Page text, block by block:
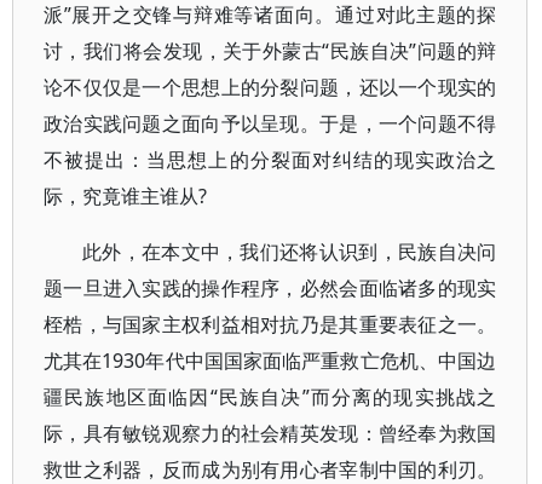
派”展开之交锋与辩难等诸面向。通过对此主题的探
讨，我们将会发现，关于外蒙古“民族自决”问题的辩
论不仅仅是一个思想上的分裂问题，还以一个现实的
政治实践问题之面向予以呈现。于是，一个问题不得
不被提出：当思想上的分裂面对纠结的现实政治之
际，究竟谁主谁从?
此外，在本文中，我们还将认识到，民族自决问
题一旦进入实践的操作程序，必然会面临诸多的现实
桎梏，与国家主权利益相对抗乃是其重要表征之一。
尤其在1930年代中国国家面临严重救亡危机、中国边
疆民族地区面临因“民族自决”而分离的现实挑战之
际，具有敏锐观察力的社会精英发现：曾经奉为救国
救世之利器，反而成为别有用心者宰制中国的利刃。